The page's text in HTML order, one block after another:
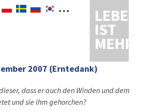
LEBEN
IST
MEHR
2007 (Erntedank)
dass er auch den Winden und dem
und sie ihm gehorchen?